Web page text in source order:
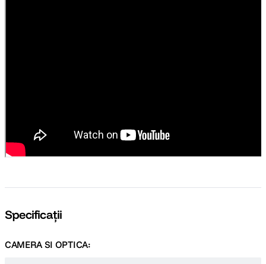
Specificații
CAMERA SI OPTICA: